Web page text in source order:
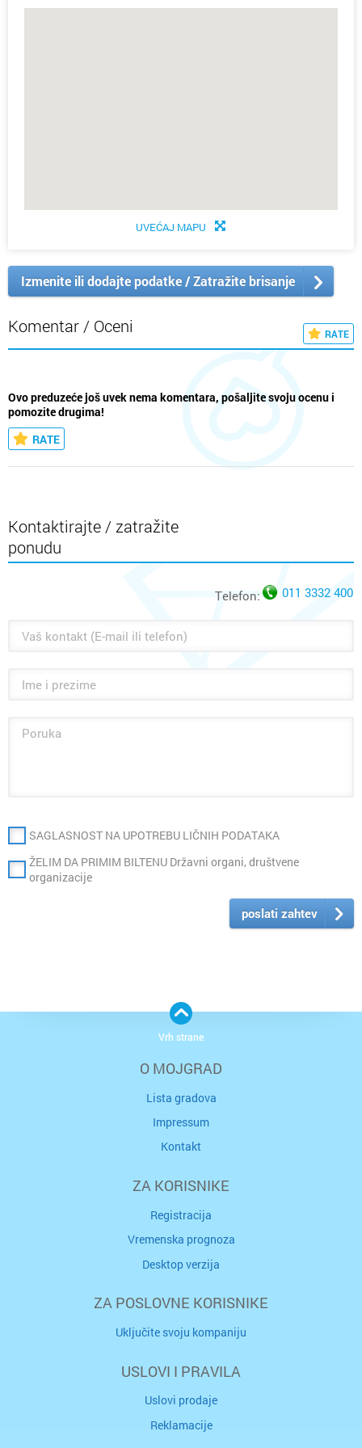
UVEĆAJ MAPU
Izmenite ili dodajte podatke / Zatražite brisanje
Komentar / Oceni RATE
Ovo preduzeće još uvek nema komentara, pošaljite svoju ocenu i
pomozite drugima!
RATE
Kontaktirajte / zatražite
ponudu
Telefon: 011 3332 400
SAGLASNOST NA UPOTREBU LIČNIH PODATAKA
ŽELIM DA PRIMIM BILTENU Državni organi, društvene
organizacije
poslati zahtev
O MOJGRAD
Lista gradova
Impressum
Kontakt
ZA KORISNIKE
Registracija
Vremenska prognoza
Desktop verzija
ZA POSLOVNE KORISNIKE
Uključite svoju kompaniju
USLOVI I PRAVILA
Uslovi prodaje
Reklamacije
Vrh strane